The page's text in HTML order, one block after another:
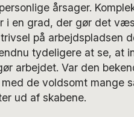
årsager.
i en grad, der gør det
på arbejdspladsen
tydeligere at se, at
arbejdet. Var den
de voldsomt mange
ud af skabene.